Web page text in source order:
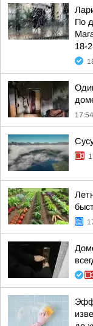
По
18-
17:54